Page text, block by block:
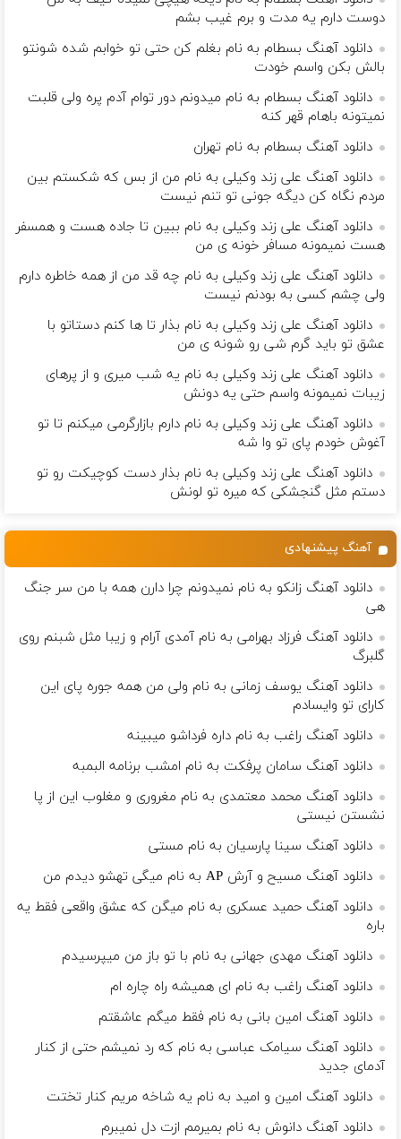
دوست دارم یه مدت و برم غیب بشم
دانلود آهنگ بسطام به نام بغلم کن حتی تو خوابم شده شونتو
بالش بکن واسم خودت
دانلود آهنگ بسطام به نام میدونم دور توام آدم پره ولی قلبت
نمیتونه باهام قهر کنه
دانلود آهنگ بسطام به نام تهران
دانلود آهنگ علی زند وکیلی به نام من از بس كه شكستم بین
مردم نگاه كن دیگه جونى تو تنم نیست
دانلود آهنگ علی زند وکیلی به نام ببین تا جاده هست و همسفر
هست نمیمونه مسافر خونه ی من
دانلود آهنگ علی زند وکیلی به نام چه قد من از همه خاطره دارم
ولی چشم كسی به بودنم نیست
دانلود آهنگ علی زند وکیلی به نام بذار تا ها كنم دستاتو با
عشق تو باید گرم شی رو شونه ى من
دانلود آهنگ علی زند وکیلی به نام یه شب میرى و از پرهای
زيبات نمیمونه واسم حتی یه دونش
دانلود آهنگ علی زند وکیلی به نام دارم بازارگرمی میكنم تا تو
آغوش خودم پای تو وا شه
دانلود آهنگ علی زند وکیلی به نام بذار دست كوچیكت رو تو
دستم مثل گنجشكی كه میره تو لونش
آهنگ پیشنهادی
دانلود آهنگ زانکو به نام نمیدونم چرا دارن همه با من سر جنگ
هی
دانلود آهنگ فرزاد بهرامی به نام آمدی آرام و زیبا مثل شبنم روی
گلبرگ
دانلود آهنگ یوسف زمانی به نام ولی من همه جوره پای این
کارای تو وایسادم
دانلود آهنگ راغب به نام داره فرداشو میبینه
دانلود آهنگ سامان پرفکت به نام امشب برنامه البمبه
دانلود آهنگ محمد معتمدی به نام مغروری و مغلوب این از پا
نشستن نیستی
دانلود آهنگ سینا پارسیان به نام مستی
دانلود آهنگ مسیح و آرش AP به نام میگی تهشو دیدم من
دانلود آهنگ حمید عسکری به نام میگن که عشق واقعی فقط یه
باره
دانلود آهنگ مهدی جهانی به نام با تو باز من میپرسیدم
دانلود آهنگ راغب به نام ای همیشه راه چاره ام
دانلود آهنگ امین بانی به نام فقط میگم عاشقتم
دانلود آهنگ سیامک عباسی به نام که رد نمیشم حتی از کنار
آدمای جدید
دانلود آهنگ امین و امید به نام یه شاخه مریم کنار تختت
دانلود آهنگ دانوش به نام بمیرمم ازت دل نمیبرم